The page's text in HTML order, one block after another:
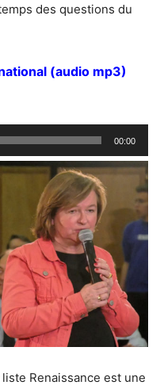
des questions du
(audio mp3)
00:00
Renaissance est une